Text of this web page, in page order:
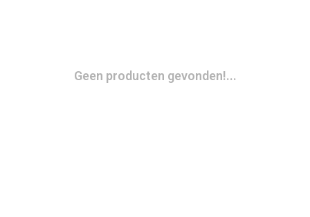
Geen producten gevonden!...